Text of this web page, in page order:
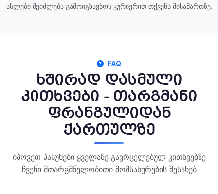
ასლები შეიძლება გამოიგზავნოს კურიერით თქვენს მისამართზე.
FAQ
ხშირად დასმული
კითხვები - თარგმანი
ფრანგულიდან
ქართულზე
იპოვეთ პასუხები ყველაზე გავრცელებულ კითხვებზე
ჩვენი მთარგმნელობითი მომსახურების შესახებ